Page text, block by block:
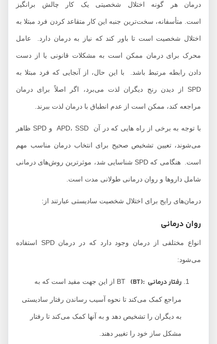
درمان هر گونه اختلال شخصیتی یک کار چالش برانگیز
است. متأسفانه، سخت‌ترین جنبه این کار متقاعد کردن فرد مبتلا به
اختلال شخصیت است تا باور کند که نیاز به درمان دارد. عامل
محرک برای درمان ممکن است به مشکلات قانونی یا از دست
دادن رابطه مرتبط باشد. با این حال، از آنجایی که فرد مبتلا به
SPD از دیدن رنج دیگران لذت می‌برد، اگر اصلاً برای درمان
مراجعه کند، ممکن است از عدم انطباق با درمان لذت ببرند.
با توجه به برخی از راه هایی که در آن APD، SSD و SPD ظاهر
می‌شوند، تعیین تشخیص صحیح برای انتخاب درمان مناسب مهم
است. هنگامی که SPD شناسایی شد، موثرترین روش‌های درمانی
شامل داروها و روان درمانی طولانی مدت است.
درمان‌های رایج برای اختلال شخصیت سادیستی عبارتند از:
روان درمانی
انواع مختلفی از درمان وجود دارد که در درمان SPD استفاده
می‌شود:
رفتار درمانی :(BT) BT از این جهت مفید است که به
مراجع کمک می‌کند تا نحوه آسیب رساندن رفتار سادیستی
به دیگران را تشخیص دهد و به آنها کمک می‌کند تا رفتار
مشکل ساز خود را تغییر دهند.